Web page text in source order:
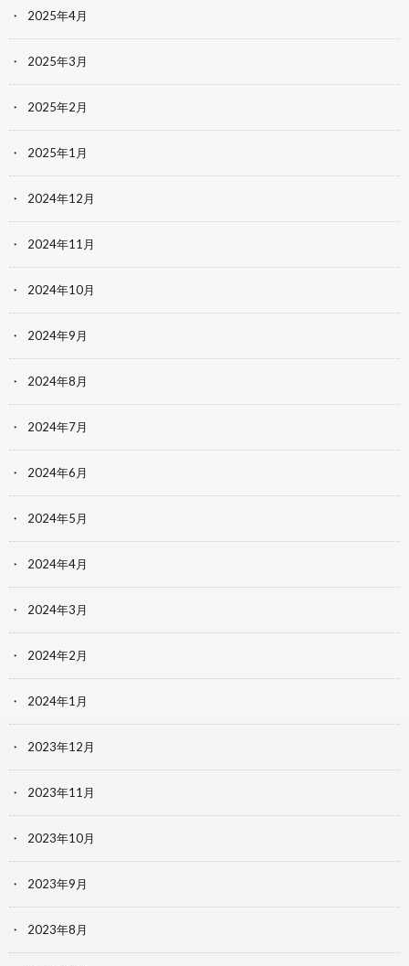
2025年4月
2025年3月
2025年2月
2025年1月
2024年12月
2024年11月
2024年10月
2024年9月
2024年8月
2024年7月
2024年6月
2024年5月
2024年4月
2024年3月
2024年2月
2024年1月
2023年12月
2023年11月
2023年10月
2023年9月
2023年8月